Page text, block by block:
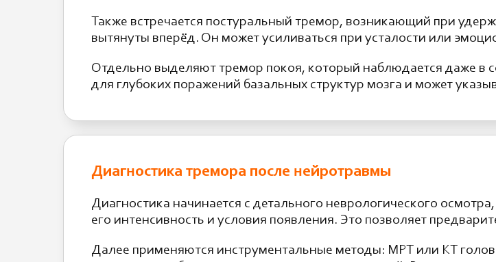
Также встречается постуральный тремор, возникающий при
вытянуты вперёд. Он может усиливаться при усталости или
Отдельно выделяют тремор покоя, который наблюдается даже в
для глубоких поражений базальных структур мозга и может
Диагностика тремора после нейротравмы
Диагностика начинается с детального неврологического
его интенсивность и условия появления. Это позволяет
Далее применяются инструментальные методы: МРТ или КТ